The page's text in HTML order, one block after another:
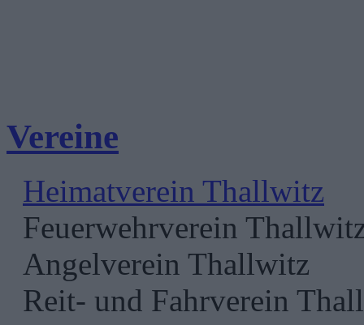
Vereine
Heimatverein Thallwitz
Feuerwehrverein
Angelverein Thallwitz
Reit- und Fahrverein